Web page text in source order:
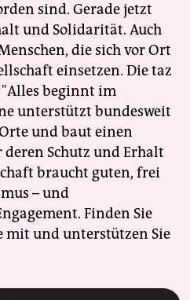
sind. Gerade jetzt
und Solidarität. Auch
die sich vor Ort
einsetzen. Die taz
beginnt im
unterstützt bundesweit
und baut einen
Schutz und Erhalt
braucht guten, frei
– und
Finden Sie
mit und unterstützen Sie